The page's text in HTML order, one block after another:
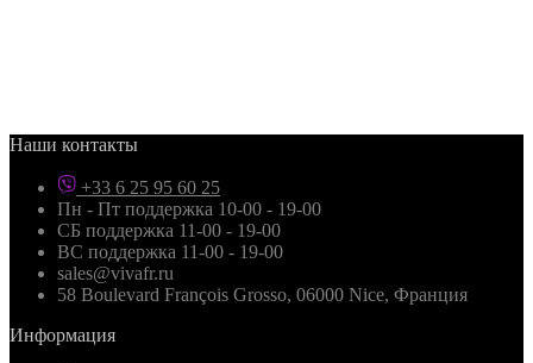
Наши контакты
+33 6 25 95 60 25
Пн - Пт поддержка 10-00 - 19-00
СБ поддержка 11-00 - 19-00
ВС поддержка 11-00 - 19-00
sales@vivafr.ru
58 Boulevard François Grosso, 06000 Nice, Франция
Информация